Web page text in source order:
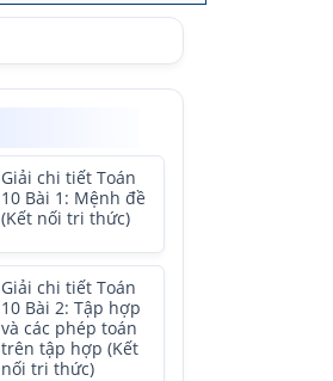
Giải chi tiết Toán
10 Bài 1: Mệnh đề
(Kết nối tri thức)
Giải chi tiết Toán
10 Bài 2: Tập hợp
và các phép toán
trên tập hợp (Kết
nối tri thức)